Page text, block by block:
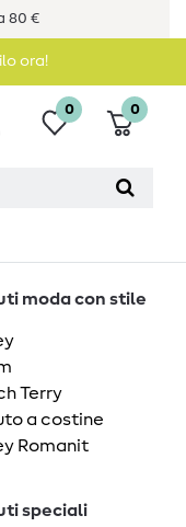
80 €
ora!
0 0
moda con stile
Terry
a costine
Romanit
speciali